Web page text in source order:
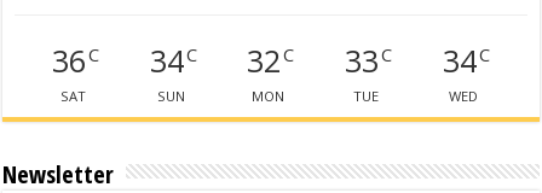
36C
SAT
34C
SUN
32C
MON
33C
TUE
34C
WED
Newsletter